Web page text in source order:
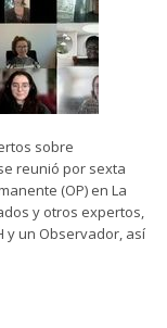
sobre
reunió por sexta
(OP) en La
y otros expertos,
y un Observador, así